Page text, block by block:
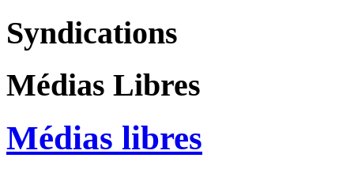
Syndications
Médias Libres
Médias libres